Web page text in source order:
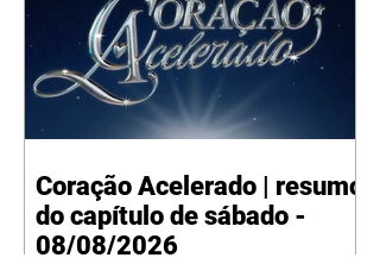
expulsou Ademir. Laurentino
contrata Adriana para servir no
restaurante. Adriana vê Pedro e
Bruna no restaurante. Bruna
provoca Adriana. Dora pede
encontro com Suely. Adriana diz
a Lyris que está feliz trabalhando
no restaurante de Nanc
Coração Acelerado | resumo
do capítulo de sábado -
08/08/2026